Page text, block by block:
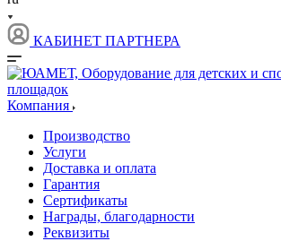
КАБИНЕТ ПАРТНЕРА
Компания
Производство
Услуги
Доставка и оплата
Гарантия
Сертификаты
Награды, благодарности
Реквизиты